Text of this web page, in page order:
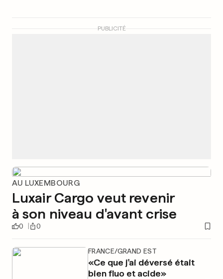
PUBLICITÉ
AU LUXEMBOURG
Luxair Cargo veut revenir
à son niveau d'avant crise
0 0
FRANCE/GRAND EST
«Ce que j'ai déversé était
bien fluo et acide»